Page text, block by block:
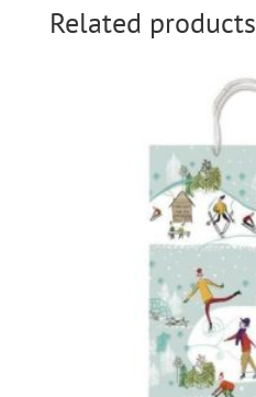
Related products